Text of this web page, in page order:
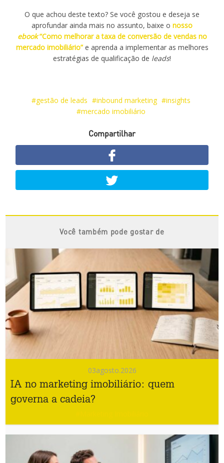
O que achou deste texto? Se você gostou e deseja se
aprofundar ainda mais no assunto, baixe o nosso
ebook“Como melhorar a taxa de conversão de vendas no
mercado imobiliário”e aprenda a implementar as melhores
estratégias de qualificação de leads!
gestão de leads inbound marketing
insights
mercado imobiliário
Compartilhar
Você também pode gostar de
03agosto.2026
IA no marketing imobiliário: quem
governa a cadeia?